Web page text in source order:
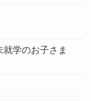
学のお子さま